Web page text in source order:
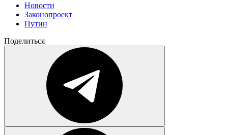
Новости
Законопроект
Путин
Поделиться